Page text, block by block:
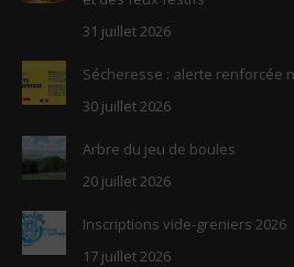
window
31 juillet 2026
Sécheresse : alerte renforcée
30 juillet 2026
Arbre du jeu de boules
20 juillet 2026
Inscriptions vide-greniers 2026
17 juillet 2026